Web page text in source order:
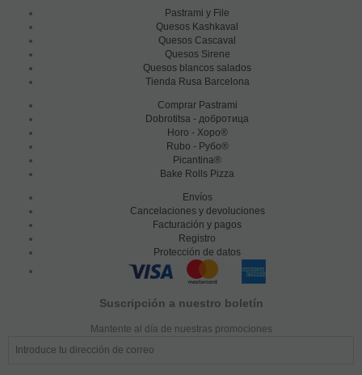
Pastrami y File
Quesos Kashkaval
Quesos Cascaval
Quesos Sirene
Quesos blancos salados
Tienda Rusa Barcelona
Comprar Pastrami
Dobrotitsa - добротица
Horo - Хоро®
Rubo - Рубо®
Picantina®
Bake Rolls Pizza
Envíos
Cancelaciones y devoluciones
Facturación y pagos
Registro
Protección de datos
Suscripción a nuestro boletín
Mantente al día de nuestras promociones